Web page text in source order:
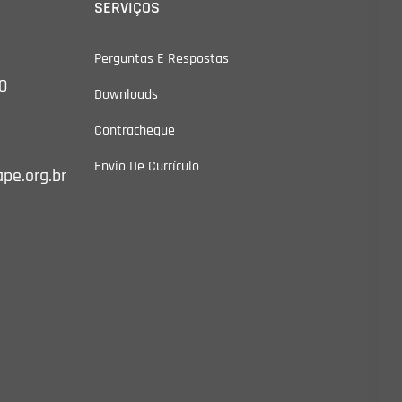
SERVIÇOS
Perguntas E Respostas
Downloads
Contracheque
Envio De Currículo